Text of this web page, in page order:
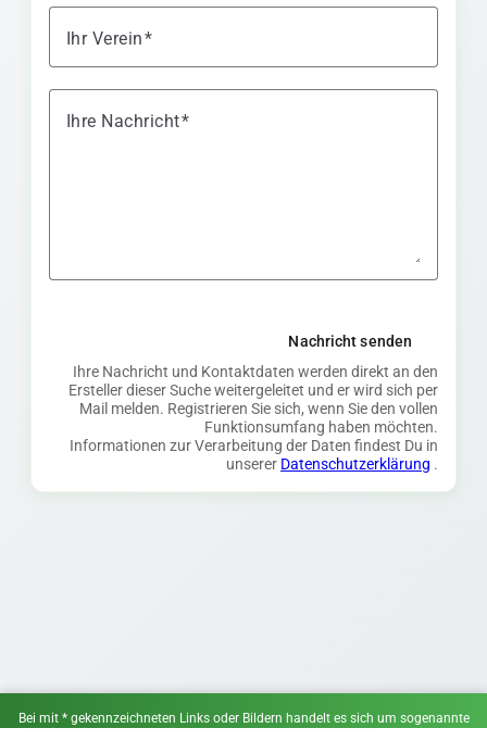
Ihr Verein
Ihre Nachricht
Nachricht senden
Ihre Nachricht und Kontaktdaten werden direkt an den
Ersteller dieser Suche weitergeleitet und er wird sich per
Mail melden. Registrieren Sie sich, wenn Sie den vollen
Funktionsumfang haben möchten.
Informationen zur Verarbeitung der Daten findest Du in
unserer Datenschutzerklärung .
Bei mit * gekennzeichneten Links oder Bildern handelt es sich um sogenannte